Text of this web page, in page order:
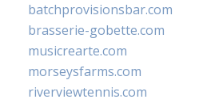
batchprovisionsbar.com
brasserie-gobette.com
musicrearte.com
morseysfarms.com
riverviewtennis.com